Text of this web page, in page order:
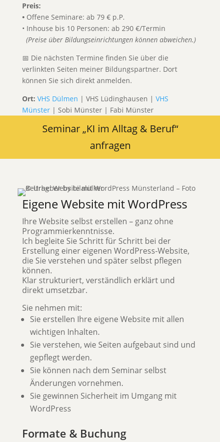
Preis:
• Offene Seminare: ab 79 € p.P.
• Inhouse bis 10 Personen: ab 290 €/Termin
(Preise über Bildungseinrichtungen können abweichen.)
📅 Die nächsten Termine finden Sie über die
verlinkten Seiten meiner Bildungspartner. Dort
können Sie sich direkt anmelden.
Ort: VHS Dülmen | VHS Lüdinghausen | VHS
Münster| Sobi Münster | Fabi Münster
Seminar „KI im Alltag & Beruf“
anfragen
Eigene Website mit WordPress
Ihre Website selbst erstellen – ganz ohne
Programmierkenntnisse.
Ich begleite Sie Schritt für Schritt bei der
Erstellung einer eigenen WordPress-Website,
die Sie verstehen und später selbst pflegen
können.
Klar strukturiert, verständlich erklärt und
direkt umsetzbar.
Sie nehmen mit:
Sie erstellen Ihre eigene Website mit allen
wichtigen Inhalten.
Sie verstehen, wie Seiten aufgebaut sind und
gepflegt werden.
Sie können nach dem Seminar selbst
Änderungen vornehmen.
Sie gewinnen Sicherheit im Umgang mit
WordPress
Formate & Buchung